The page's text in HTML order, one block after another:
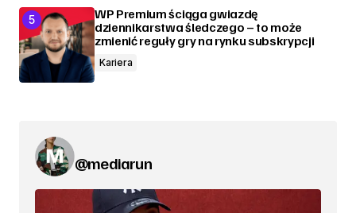
WP Premium ściąga gwiazdę
dziennikarstwa śledczego – to może
zmienić reguły gry na rynku subskrypcji
Kariera
@mediarun